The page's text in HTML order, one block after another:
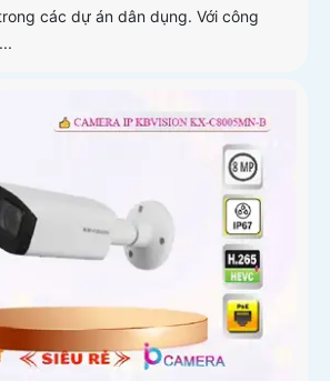
các dự án dân dụng. Với công